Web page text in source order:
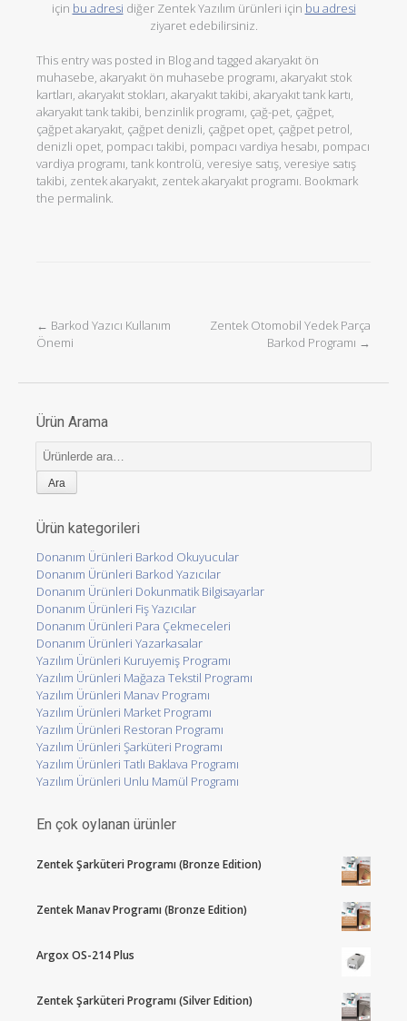
için bu adresi diğer Zentek Yazılım ürünleri için bu adresi
ziyaret edebilirsiniz.
This entry was posted in Blogand tagged akaryakıt ön
muhasebe, akaryakıt ön muhasebe programı, akaryakıt stok
kartları, akaryakıt stokları, akaryakıt takibi, akaryakıt tank kartı,
akaryakıt tank takibi, benzinlik programı, çağ-pet, çağpet,
çağpet akaryakıt, çağpet denizli, çağpet opet, çağpet petrol,
denizli opet, pompacı takibi, pompacı vardiya hesabı, pompacı
vardiya programı, tank kontrolü, veresiye satış, veresiye satış
takibi, zentek akaryakıt, zentek akaryakıt programı. Bookmark
the permalink.
Post navigation
← Barkod Yazıcı Kullanım
Önemi
Zentek Otomobil Yedek Parça
Barkod Programı →
Ürün Arama
Ara:
Ürün kategorileri
Donanım Ürünleri Barkod Okuyucular
Donanım Ürünleri Barkod Yazıcılar
Donanım Ürünleri Dokunmatik Bilgisayarlar
Donanım Ürünleri Fiş Yazıcılar
Donanım Ürünleri Para Çekmeceleri
Donanım Ürünleri Yazarkasalar
Yazılım Ürünleri Kuruyemiş Programı
Yazılım Ürünleri Mağaza Tekstil Programı
Yazılım Ürünleri Manav Programı
Yazılım Ürünleri Market Programı
Yazılım Ürünleri Restoran Programı
Yazılım Ürünleri Şarküteri Programı
Yazılım Ürünleri Tatlı Baklava Programı
Yazılım Ürünleri Unlu Mamül Programı
En çok oylanan ürünler
Zentek Şarküteri Programı (Bronze Edition)
Zentek Manav Programı (Bronze Edition)
Argox OS-214 Plus
Zentek Şarküteri Programı (Silver Edition)